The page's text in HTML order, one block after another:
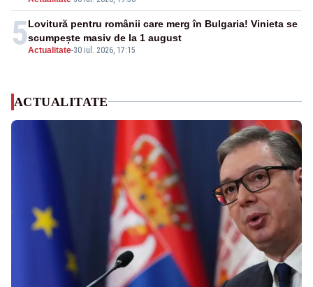
5Actualitate-30 iul. 2026, 17:15
Lovitură pentru românii care merg în Bulgaria! Vinieta se
scumpește masiv de la 1 august
ACTUALITATE